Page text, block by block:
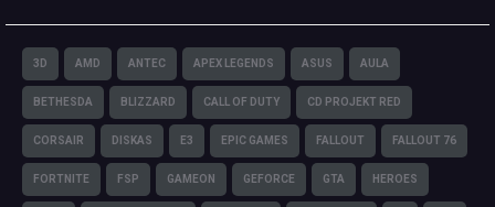
3D AMD ANTEC APEX LEGENDS ASUS AULA
BETHESDA BLIZZARD CALL OF DUTY CD PROJEKT RED
CORSAIR DISKAS E3 EPIC GAMES FALLOUT FALLOUT 76
FORTNITE FSP GAMEON GEFORCE GTA HEROES